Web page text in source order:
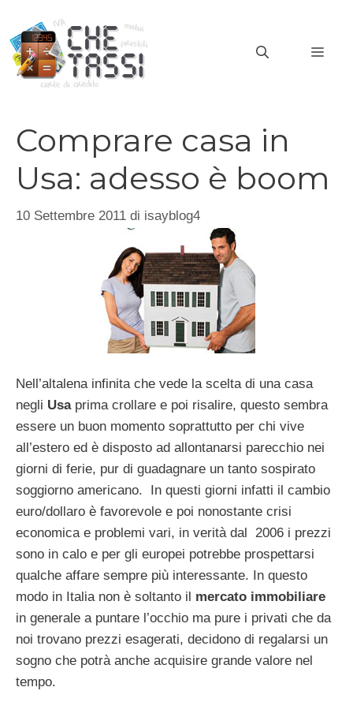
contenuto
Comprare casa in
Usa: adesso è boom
10 Settembre 2011 di isayblog4
Nell’altalena infinita che vede la scelta di una casa
negli Usaprima crollare e poi risalire, questo sembra
essere un buon momento soprattutto per chi vive
all’estero ed è disposto ad allontanarsi parecchio nei
giorni di ferie, pur di guadagnare un tanto sospirato
soggiorno americano. In questi giorni infatti il cambio
euro/dollaro è favorevole e poi nonostante crisi
economica e problemi vari, in verità dal 2006 i prezzi
sono in calo e per gli europei potrebbe prospettarsi
qualche affare sempre più interessante. In questo
modo in Italia non è soltanto il mercato immobiliare
in generale a puntare l’occhio ma pure i privati che da
noi trovano prezzi esagerati, decidono di regalarsi un
sogno che potrà anche acquisire grande valore nel
tempo.